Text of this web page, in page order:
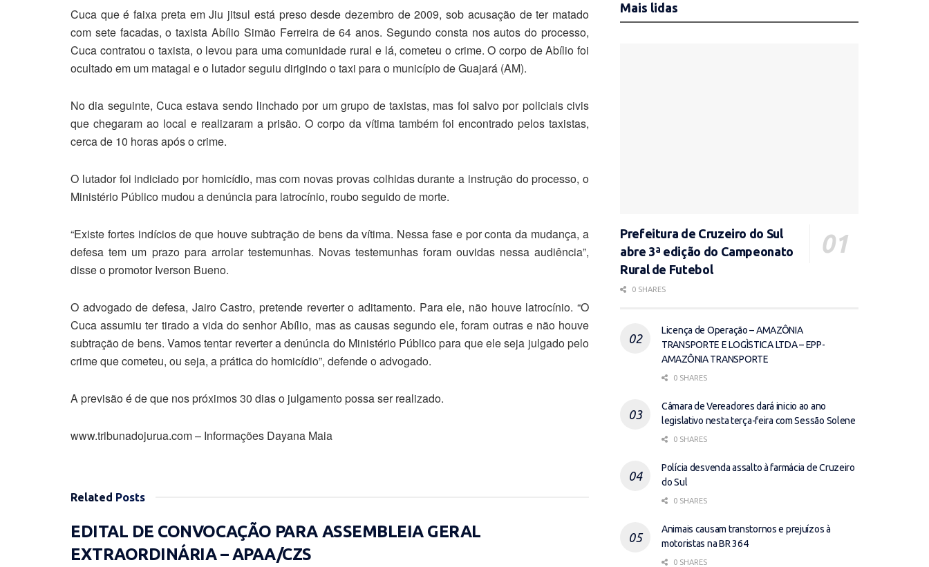
Cuca que é faixa preta em Jiu jitsul está preso desde dezembro de 2009, sob acusação de ter matado
com sete facadas, o taxista Abílio Simão Ferreira de 64 anos. Segundo consta nos autos do processo,
Cuca contratou o taxista, o levou para uma comunidade rural e lá, cometeu o crime. O corpo de Abílio foi
ocultado em um matagal e o lutador seguiu dirigindo o taxi para o município de Guajará (AM).
No dia seguinte, Cuca estava sendo linchado por um grupo de taxistas, mas foi salvo por policiais civis
que chegaram ao local e realizaram a prisão. O corpo da vítima também foi encontrado pelos taxistas,
cerca de 10 horas após o crime.
O lutador foi indiciado por homicídio, mas com novas provas colhidas durante a instrução do processo, o
Ministério Público mudou a denúncia para latrocínio, roubo seguido de morte.
“Existe fortes indícios de que houve subtração de bens da vítima. Nessa fase e por conta da mudança, a
defesa tem um prazo para arrolar testemunhas. Novas testemunhas foram ouvidas nessa audiência”,
disse o promotor Iverson Bueno.
O advogado de defesa, Jairo Castro, pretende reverter o aditamento. Para ele, não houve latrocínio. “O
Cuca assumiu ter tirado a vida do senhor Abílio, mas as causas segundo ele, foram outras e não houve
subtração de bens. Vamos tentar reverter a denúncia do Ministério Público para que ele seja julgado pelo
crime que cometeu, ou seja, a prática do homicídio”, defende o advogado.
A previsão é de que nos próximos 30 dias o julgamento possa ser realizado.
www.tribunadojurua.com – Informações Dayana Maia
Related Posts
EDITAL DE CONVOCAÇÃO PARA ASSEMBLEIA GERAL
EXTRAORDINÁRIA – APAA/CZS
Mais lidas
Prefeitura de Cruzeiro do Sul
abre 3ª edição do Campeonato
Rural de Futebol
0 SHARES
Licença de Operação – AMAZÔNIA
TRANSPORTE E LOGÌSTICA LTDA – EPP-
AMAZÔNIA TRANSPORTE
0 SHARES
Câmara de Vereadores dará inicio ao ano
legislativo nesta terça-feira com Sessão Solene
0 SHARES
Polícia desvenda assalto à farmácia de Cruzeiro
do Sul
0 SHARES
Animais causam transtornos e prejuízos à
motoristas na BR 364
0 SHARES